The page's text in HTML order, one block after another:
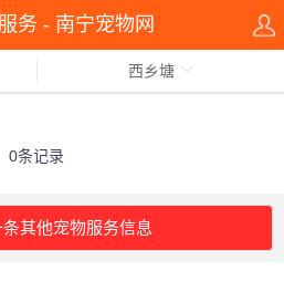
务 - 南宁宠物网
西乡塘
0条记录
其他宠物服务信息